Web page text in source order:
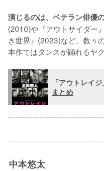
演じるのは、ベテラン俳優
(2010)や『アウトサイダー
き世界』(2023)など、数々
本作ではダンスが踊れるヤ
「アウトレイ
まとめ
中本悠太